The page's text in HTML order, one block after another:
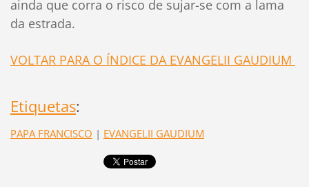
ainda que corra o risco de sujar-se com a lama
da estrada.
VOLTAR PARA O ÍNDICE DA EVANGELII GAUDIUM
Etiquetas:
PAPA FRANCISCO | EVANGELII GAUDIUM